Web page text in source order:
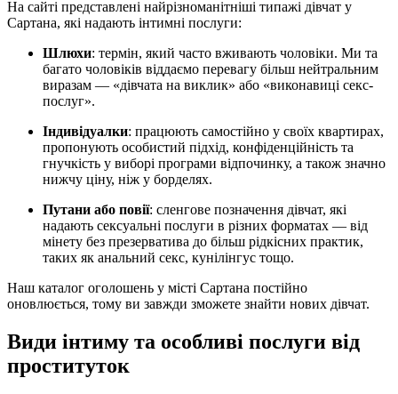
На сайті представлені найрізноманітніші типажі дівчат у
Сартана, які надають інтимні послуги:
Шлюхи: термін, який часто вживають чоловіки. Ми та
багато чоловіків віддаємо перевагу більш нейтральним
виразам — «дівчата на виклик» або «виконавиці секс-
послуг».
Індивідуалки: працюють самостійно у своїх квартирах,
пропонують особистий підхід, конфіденційність та
гнучкість у виборі програми відпочинку, а також значно
нижчу ціну, ніж у борделях.
Путани або повії: сленгове позначення дівчат, які
надають сексуальні послуги в різних форматах — від
мінету без презерватива до більш рідкісних практик,
таких як анальний секс, кунілінгус тощо.
Наш каталог оголошень у місті Сартана постійно
оновлюється, тому ви завжди зможете знайти нових дівчат.
Види інтиму та особливі послуги від
проституток